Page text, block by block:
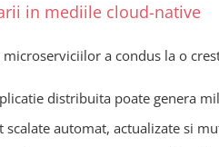
in mediile cloud-native
a condus la o
distribuita poate genera
automat, actualizate si